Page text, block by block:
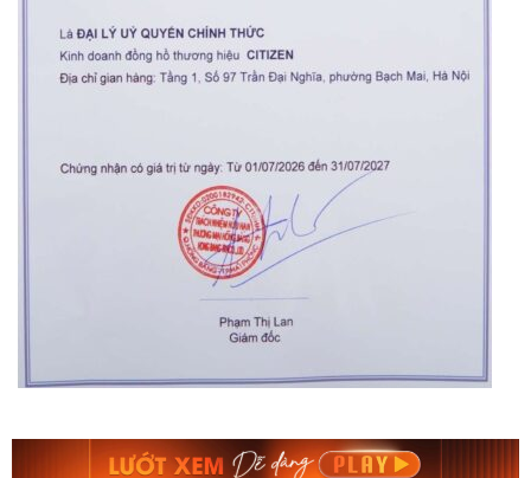
Orient Nam RA-
Mua ngay
Casio Nam MTS-
Mua ngay